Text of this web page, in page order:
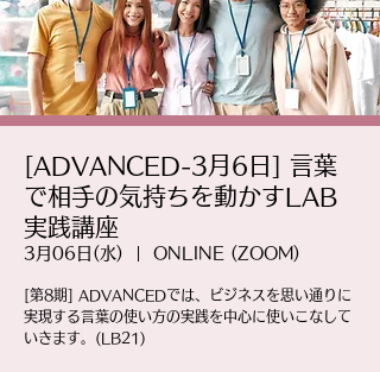
[ADVANCED-3月6日] 言葉
で相手の気持ちを動かすLAB
実践講座
3月06日(水) ONLINE (ZOOM)
[第8期] ADVANCEDでは、ビジネスを思い通りに
実現する言葉の使い方の実践を中心に使いこなして
いきます。(LB21)